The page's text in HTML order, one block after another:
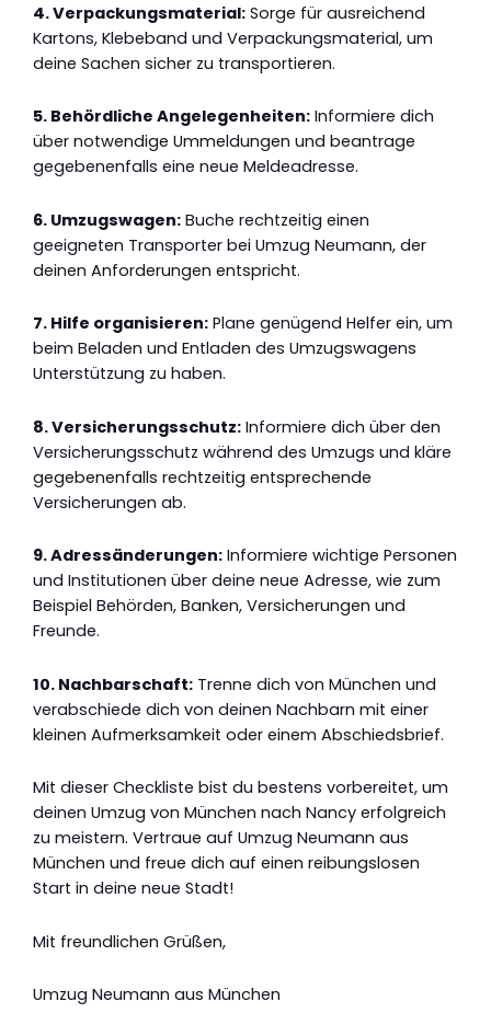
4. Verpackungsmaterial: Sorge für ausreichend
Kartons, Klebeband und Verpackungsmaterial, um
deine Sachen sicher zu transportieren.
5. Behördliche Angelegenheiten: Informiere dich
über notwendige Ummeldungen und beantrage
gegebenenfalls eine neue Meldeadresse.
6. Umzugswagen: Buche rechtzeitig einen
geeigneten Transporter bei Umzug Neumann, der
deinen Anforderungen entspricht.
7. Hilfe organisieren: Plane genügend Helfer ein, um
beim Beladen und Entladen des Umzugswagens
Unterstützung zu haben.
8. Versicherungsschutz: Informiere dich über den
Versicherungsschutz während des Umzugs und kläre
gegebenenfalls rechtzeitig entsprechende
Versicherungen ab.
9. Adressänderungen: Informiere wichtige Personen
und Institutionen über deine neue Adresse, wie zum
Beispiel Behörden, Banken, Versicherungen und
Freunde.
10. Nachbarschaft: Trenne dich von München und
verabschiede dich von deinen Nachbarn mit einer
kleinen Aufmerksamkeit oder einem Abschiedsbrief.
Mit dieser Checkliste bist du bestens vorbereitet, um
deinen Umzug von München nach Nancy erfolgreich
zu meistern. Vertraue auf Umzug Neumann aus
München und freue dich auf einen reibungslosen
Start in deine neue Stadt!
Mit freundlichen Grüßen,
Umzug Neumann aus München